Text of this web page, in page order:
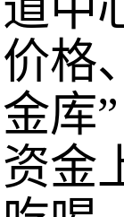
价格
金库
资金